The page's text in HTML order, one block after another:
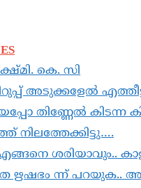
കെ. സി
അടുക്കളേൽ
തിണ്ണേൽ കിടന്ന
നിലത്തേക്കിട്ടു….
ശരിയാവും..
ഋഷഭം ന്ന് പറയുക..